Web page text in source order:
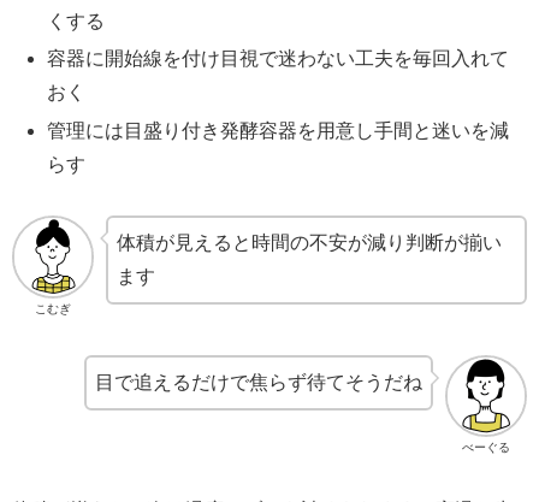
くする
容器に開始線を付け目視で迷わない工夫を毎回入れて
おく
管理には目盛り付き発酵容器を用意し手間と迷いを減
らす
こむぎ
体積が見えると時間の不安が減り判断が揃い
ます
べーぐる
目で追えるだけで焦らず待てそうだね